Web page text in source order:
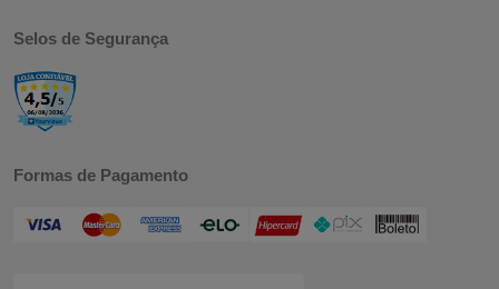
Selos de Segurança
Formas de Pagamento